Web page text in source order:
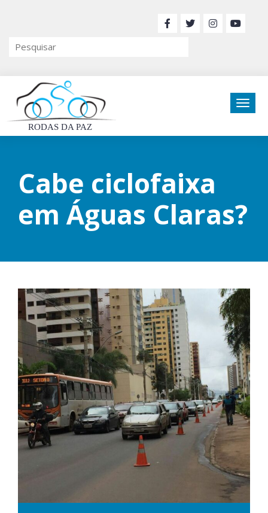
RODAS DA PAZ
Cabe ciclofaixa
em Águas Claras?